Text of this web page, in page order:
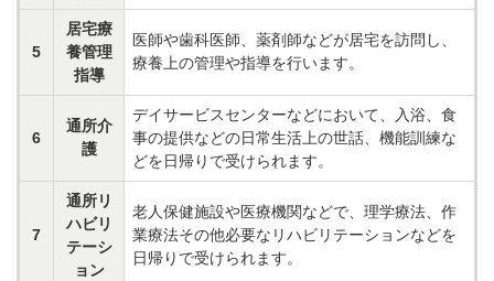
5
居宅療
養管理
指導
医師や歯科医師、薬剤師などが居宅を訪問し、
療養上の管理や指導を行います。
6
通所介
護
デイサービスセンターなどにおいて、入浴、食
事の提供などの日常生活上の世話、機能訓練な
どを日帰りで受けられます。
7
通所リ
ハビリ
テーシ
ョン
老人保健施設や医療機関などで、理学療法、作
業療法その他必要なリハビリテーションなどを
日帰りで受けられます。